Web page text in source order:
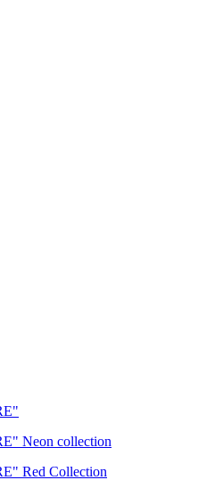
Neon collection
Red Collection